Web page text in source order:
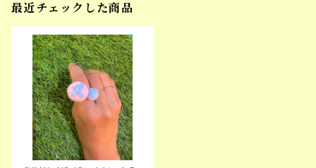
最近チェックした商品